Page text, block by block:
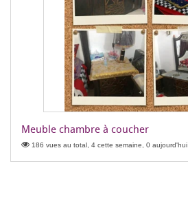
Meuble chambre à coucher
186 vues au total, 4 cette semaine, 0 aujourd'hui